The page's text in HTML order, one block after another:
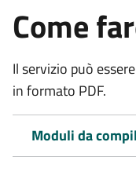
Come
Il servizio può
in formato PDF.
Moduli da